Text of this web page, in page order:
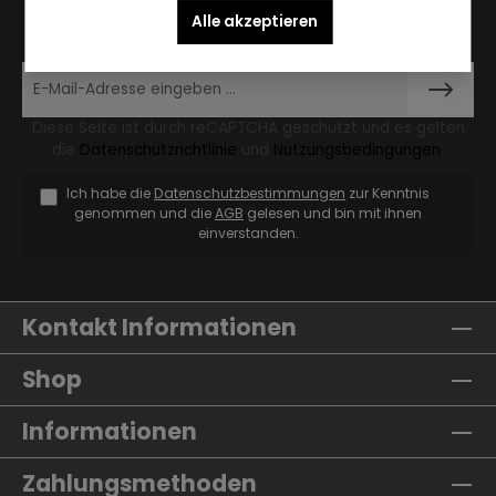
Newsletter, um rechtzeitig über neue Produkte und
Angebote informiert zu werden.
Ich habe die Datenschutzbestimmungen zur Kenntnis
genommen und dieAGB gelesen und bin mit ihnen
einverstanden.
Kontakt Informationen
Shop
Informationen
Zahlungsmethoden
Alle akzeptieren